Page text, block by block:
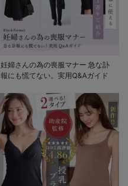
妊婦さんの為の喪服マナー 急な訃
報にも慌てない。実用Q&Aガイド